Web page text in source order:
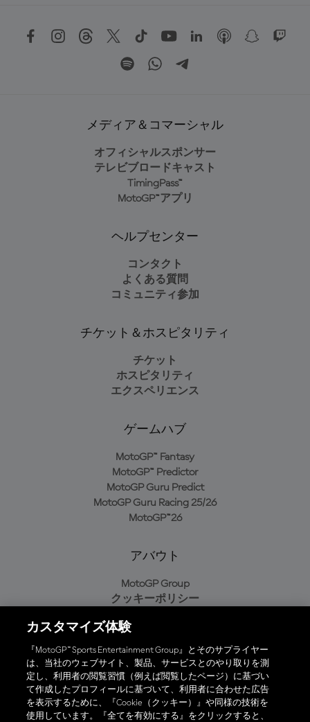
メディア＆コマーシャル
オフィシャルスポンサー
テレビブロードキャスト
TimingPass™
MotoGP™アプリ
ヘルプセンター
コンタクト
よくある質問
コミュニティ参加
チケット＆ホスピタリティ
チケット
ホスピタリティ
エクスペリエンス
ゲームハブ
MotoGP™ Fantasy
MotoGP™ Predictor
MotoGP Guru Predict
MotoGP Guru Racing 25/26
MotoGP™26
アバウト
MotoGP Group
クッキーポリシー
プライバシーポリシー
購入ポリシー
オフィシャルアプリ
カスタマイズ体験
『MotoGP™ Sports Entertainment Group』とそのサプライヤー
は、当社のウェブサイト、製品、サービスとのやり取りを測
定し、利用者の閲覧習慣（例えば閲覧したページ）に基づい
て作成したプロフィールに基づいて、利用者に合わせた広告
を表示するために、『Cookie（クッキー）』や同様の技術を
使用しています。『全てを有効にする』をクリックすると、